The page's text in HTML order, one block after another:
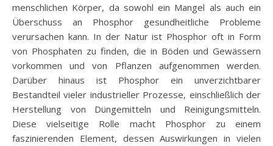
menschlichen Körper, da sowohl ein Mangel als auch ein
Überschuss an Phosphor gesundheitliche Probleme
verursachen kann. In der Natur ist Phosphor oft in Form
von Phosphaten zu finden, die in Böden und Gewässern
vorkommen und von Pflanzen aufgenommen werden.
Darüber hinaus ist Phosphor ein unverzichtbarer
Bestandteil vieler industrieller Prozesse, einschließlich der
Herstellung von Düngemitteln und Reinigungsmitteln.
Diese vielseitige Rolle macht Phosphor zu einem
faszinierenden Element, dessen Auswirkungen in vielen